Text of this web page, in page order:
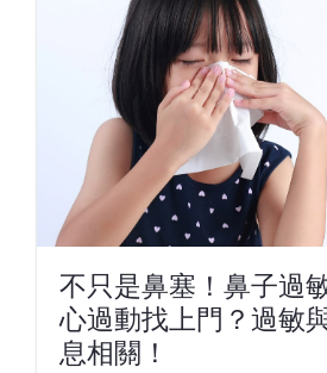
不只是鼻塞！鼻子過
心過動找上門？過敏
息相關！